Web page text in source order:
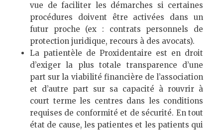
vue de faciliter les démarches si certaines
procédures doivent être activées dans un
futur proche (ex : contrats personnels de
protection juridique, recours à des avocats).
La patientèle de Proxidentaire est en droit
d’exiger la plus totale transparence d’une
part sur la viabilité financière de l’association
et d’autre part sur sa capacité à rouvrir à
court terme les centres dans les conditions
requises de conformité et de sécurité. En tout
état de cause, les patientes et les patients qui